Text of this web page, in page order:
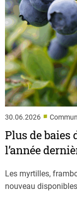
30.06.2026 ■
Plus de baies
l’année
Les myrtilles,
nouveau